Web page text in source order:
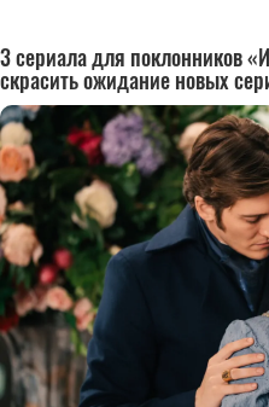
3 сериала для поклонников
скрасить ожидание новых